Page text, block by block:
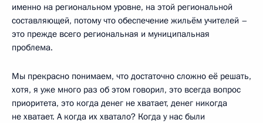
именно на региональном уровне, на этой региональной
составляющей, потому что обеспечение жильём учителей –
это прежде всего региональная и муниципальная
проблема.
Мы прекрасно понимаем, что достаточно сложно её решать,
хотя, я уже много раз об этом говорил, это всегда вопрос
приоритета, это когда денег не хватает, денег никогда
не хватает. А когда их хватало? Когда у нас были